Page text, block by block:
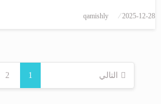
2025-12-28
qamishly
1
2 التالي